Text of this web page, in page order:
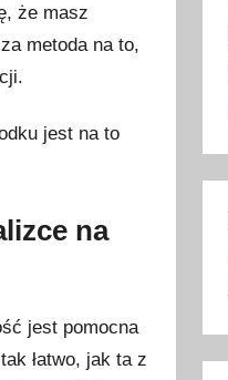
że masz
metoda na to,
jest na to
na
jest pomocna
łatwo, jak ta z